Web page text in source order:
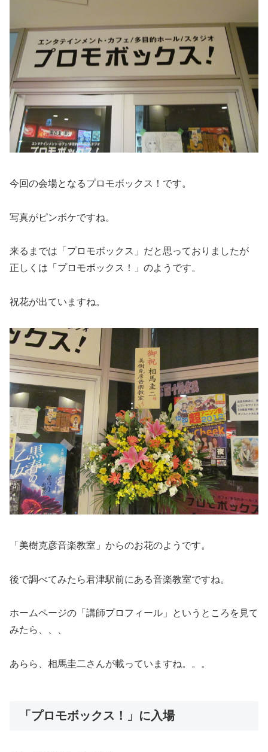
今回の会場となるプロモボックス！です。
写真がピンボケですね。
来るまでは「プロモボックス」だと思っておりましたが
正しくは「プロモボックス！」のようです。
祝花が出ていますね。
「美樹克彦音楽教室」からのお花のようです。
後で調べてみたら君津駅前にある音楽教室ですね。
ホームページの「講師プロフィール」というところを見て
みたら、、、
あらら、相馬圭二さんが載っていますね。。。
「プロモボックス！」に入場